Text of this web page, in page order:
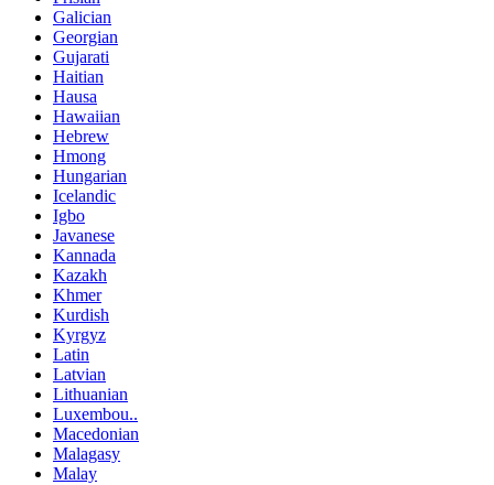
Galician
Georgian
Gujarati
Haitian
Hausa
Hawaiian
Hebrew
Hmong
Hungarian
Icelandic
Igbo
Javanese
Kannada
Kazakh
Khmer
Kurdish
Kyrgyz
Latin
Latvian
Lithuanian
Luxembou..
Macedonian
Malagasy
Malay